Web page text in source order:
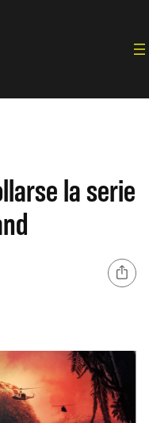
la serie